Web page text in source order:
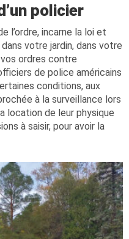
policier
l’ordre, incarne la loi et
votre jardin, dans votre
ordres contre
de police américains
conditions, aux
à la surveillance lors
location de leur physique
à saisir, pour avoir la